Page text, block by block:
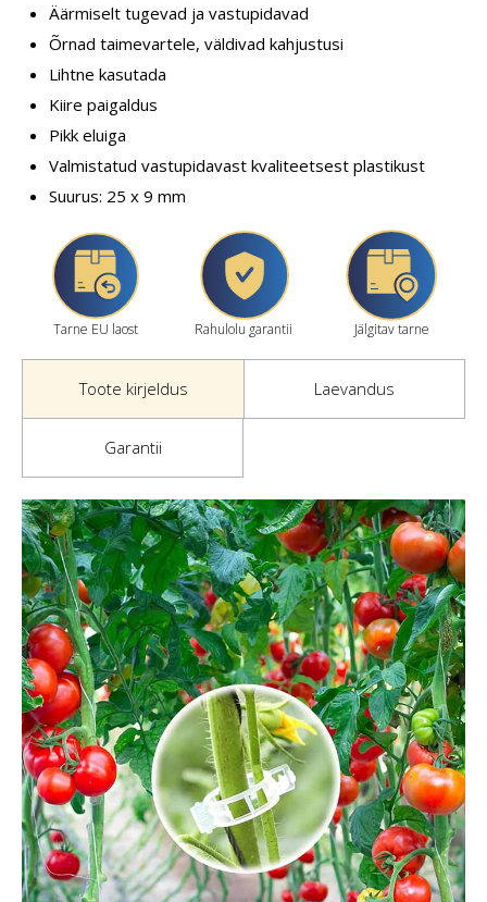
Äärmiselt tugevad ja vastupidavad
Õrnad taimevartele, väldivad kahjustusi
Lihtne kasutada
Kiire paigaldus
Pikk eluiga
Valmistatud vastupidavast kvaliteetsest plastikust
Suurus: 25 x 9 mm
Tarne EU laost Rahulolu garantii Jälgitav tarne
Toote kirjeldus Laevandus
Garantii